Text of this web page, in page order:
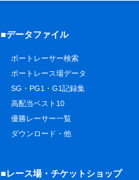
■データファイル
ボートレーサー検索
ボートレース場データ
SG・PG1・G1記録集
高配当ベスト10
優勝レーサー一覧
ダウンロード・他
■レース場・チケットショップ